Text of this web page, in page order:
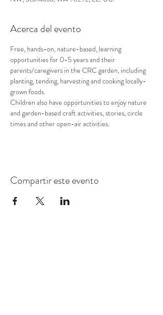
Acerca del evento
Free, hands-on, nature-based, learning
opportunities for 0-5 years and their
parents/caregivers in the CRC garden, including
planting, tending, harvesting and cooking locally-
grown foods.
Children also have opportunities to enjoy nature
and garden-based craft activities, stories, circle
times and other open-air activities.
Compartir este evento